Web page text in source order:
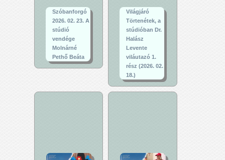
Szóbanforgó
2026. 02. 23. A
stúdió
vendége
Molnárné
Pethő Beáta
Világjáró
Törtenétek, a
stúdióban Dr.
Halász
Levente
viláutazó 1.
rész (2026. 02.
18.)